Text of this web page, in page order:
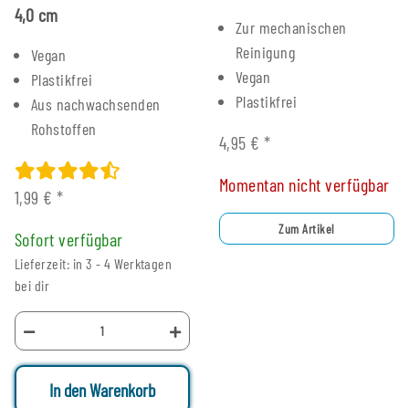
4,0 cm
Vegan
Plastikfrei
Aus nachwachsenden
Rohstoffen
1,99 €*
Sofort verfügbar
Lieferzeit: in 3 - 4 Werktagen
bei dir
In den Warenkorb
Zur mechanischen
Reinigung
Vegan
Plastikfrei
4,95 €*
Momentan nicht verfügbar
Zum Artikel